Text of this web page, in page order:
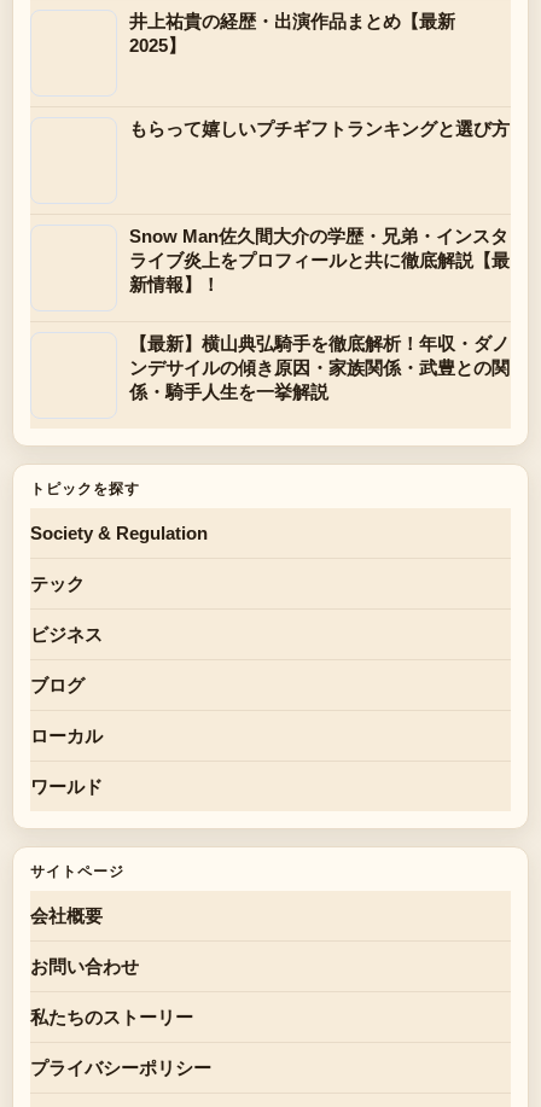
井上祐貴の経歴・出演作品まとめ【最新
2025】
もらって嬉しいプチギフトランキングと選び方
Snow Man佐久間大介の学歴・兄弟・インスタ
ライブ炎上をプロフィールと共に徹底解説【最
新情報】！
【最新】横山典弘騎手を徹底解析！年収・ダノ
ンデサイルの傾き原因・家族関係・武豊との関
係・騎手人生を一挙解説
トピックを探す
Society & Regulation
テック
ビジネス
ブログ
ローカル
ワールド
サイトページ
会社概要
お問い合わせ
私たちのストーリー
プライバシーポリシー